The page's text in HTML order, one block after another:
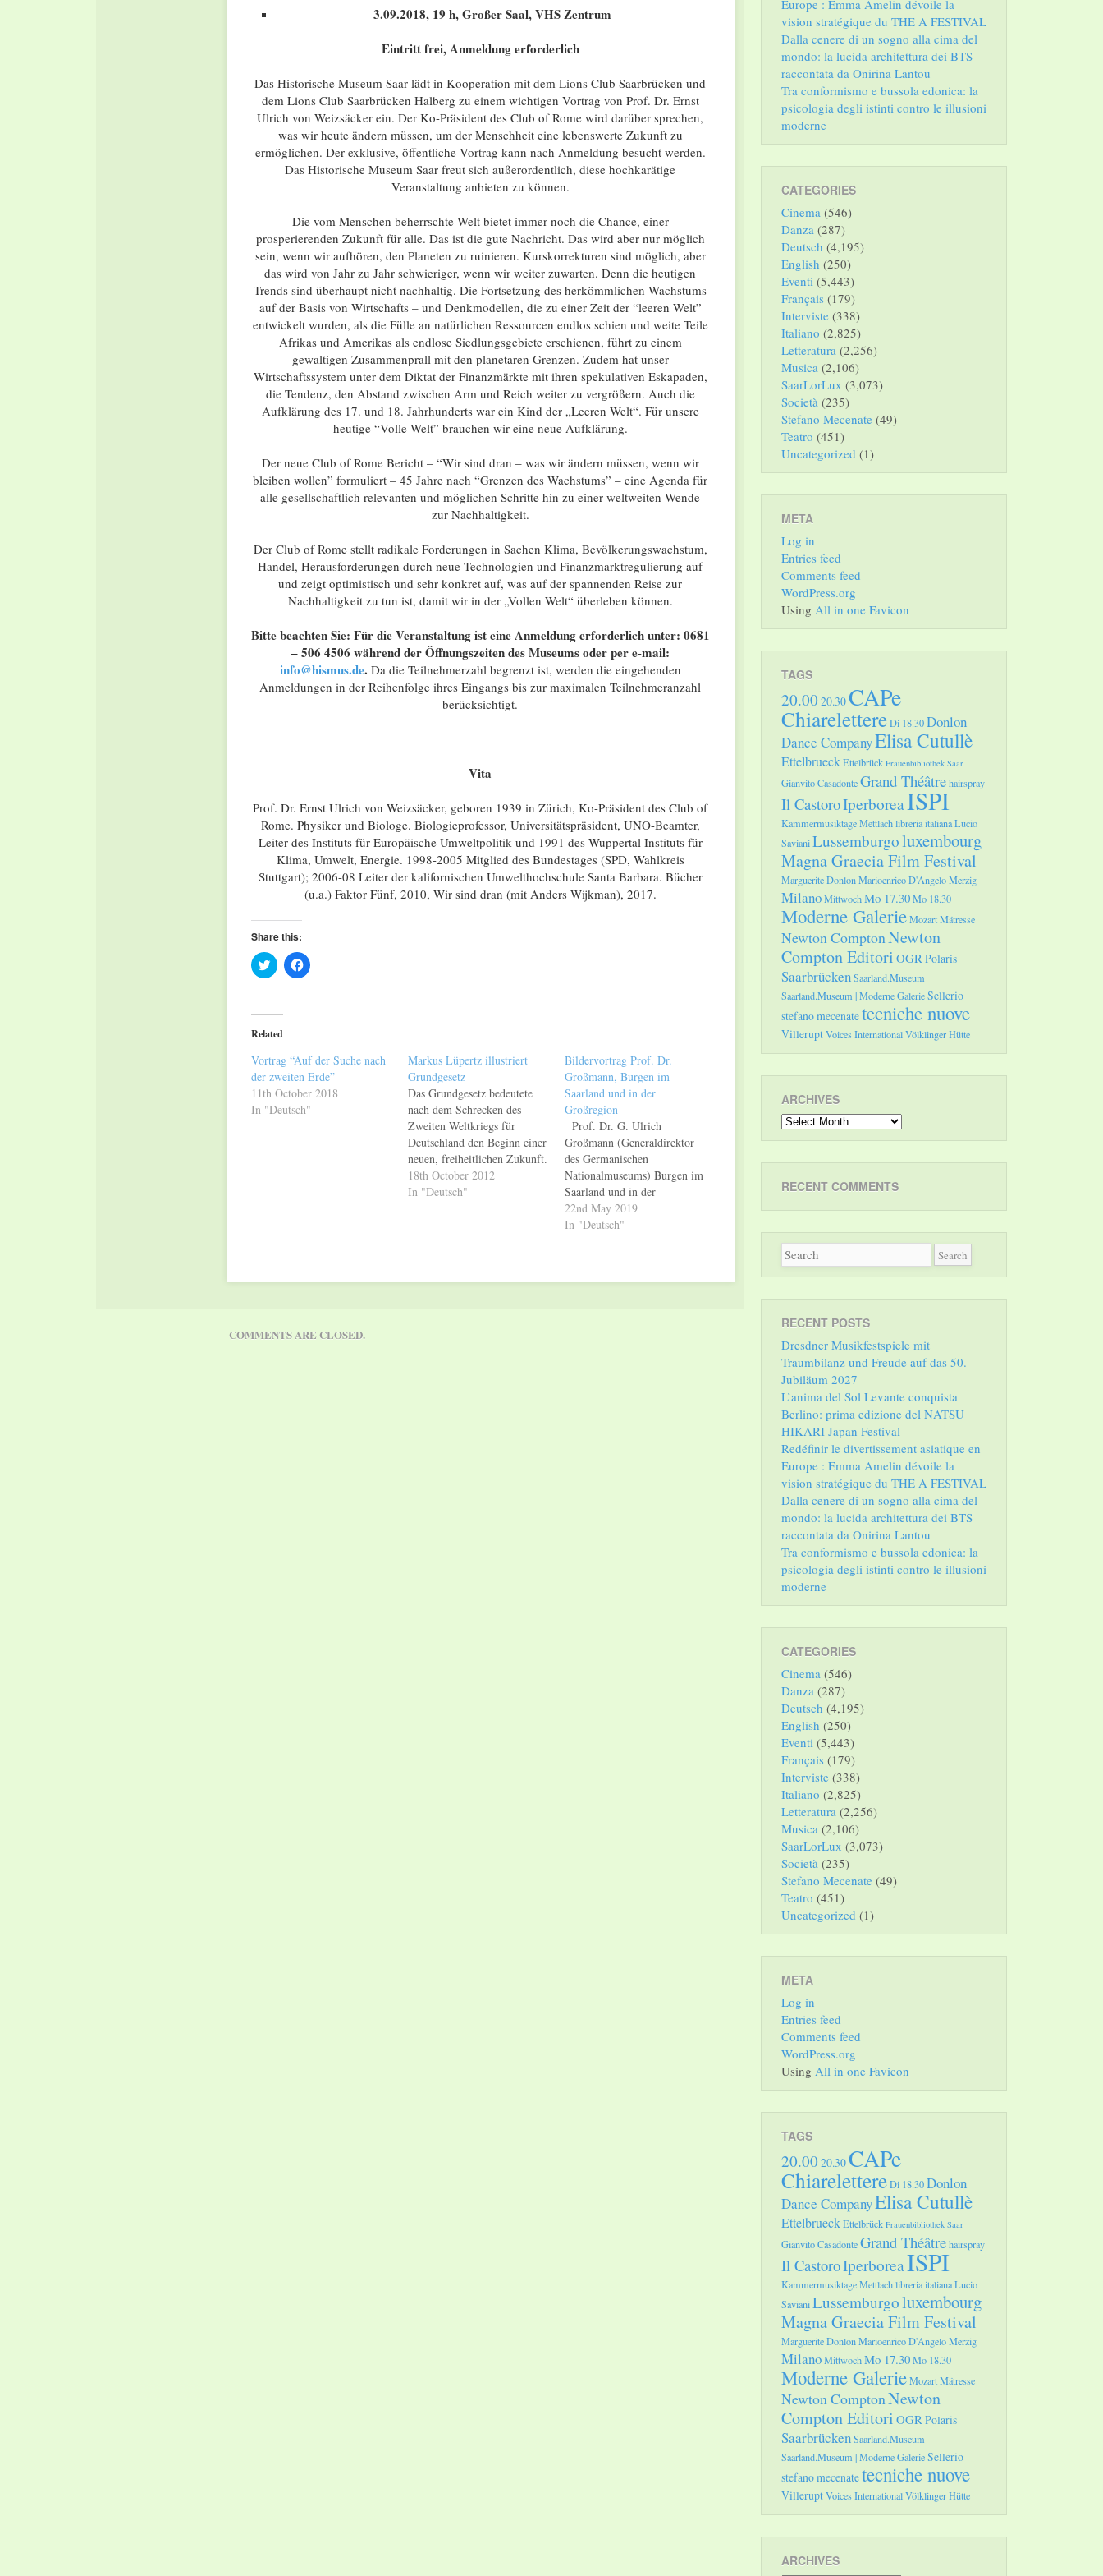
3.09.2018, 19 h, Großer Saal, VHS Zentrum
Eintritt frei, Anmeldung erforderlich
Das Historische Museum Saar lädt in Kooperation mit dem Lions Club Saarbrücken und
dem Lions Club Saarbrücken Halberg zu einem wichtigen Vortrag von Prof. Dr. Ernst
Ulrich von Weizsäcker ein. Der Ko-Präsident des Club of Rome wird darüber sprechen,
was wir heute ändern müssen, um der Menschheit eine lebenswerte Zukunft zu
ermöglichen. Der exklusive, öffentliche Vortrag kann nach Anmeldung besucht werden.
Das Historische Museum Saar freut sich außerordentlich, diese hochkarätige
Veranstaltung anbieten zu können.
Die vom Menschen beherrschte Welt bietet immer noch die Chance, einer
prosperierenden Zukunft für alle. Das ist die gute Nachricht. Das wird aber nur möglich
sein, wenn wir aufhören, den Planeten zu ruinieren. Kurskorrekturen sind möglich, aber
das wird von Jahr zu Jahr schwieriger, wenn wir weiter zuwarten. Denn die heutigen
Trends sind überhaupt nicht nachhaltig. Die Fortsetzung des herkömmlichen Wachstums
auf der Basis von Wirtschafts – und Denkmodellen, die zu einer Zeit der “leeren Welt”
entwickelt wurden, als die Fülle an natürlichen Ressourcen endlos schien und weite Teile
Afrikas und Amerikas als endlose Siedlungsgebiete erschienen, führt zu einem
gewaltigen Zusammenprall mit den planetaren Grenzen. Zudem hat unser
Wirtschaftssystem unter dem Diktat der Finanzmärkte mit ihren spekulativen Eskapaden,
die Tendenz, den Abstand zwischen Arm und Reich weiter zu vergrößern. Auch die
Aufklärung des 17. und 18. Jahrhunderts war ein Kind der „Leeren Welt“. Für unsere
heutige “Volle Welt” brauchen wir eine neue Aufklärung.
Der neue Club of Rome Bericht – “Wir sind dran – was wir ändern müssen, wenn wir
bleiben wollen” formuliert – 45 Jahre nach “Grenzen des Wachstums” – eine Agenda für
alle gesellschaftlich relevanten und möglichen Schritte hin zu einer weltweiten Wende
zur Nachhaltigkeit.
Der Club of Rome stellt radikale Forderungen in Sachen Klima, Bevölkerungswachstum,
Handel, Herausforderungen durch neue Technologien und Finanzmarktregulierung auf
und zeigt optimistisch und sehr konkret auf, was auf der spannenden Reise zur
Nachhaltigkeit zu tun ist, damit wir in der „Vollen Welt“ überleben können.
Bitte beachten Sie: Für die Veranstaltung ist eine Anmeldung erforderlich unter: 0681
– 506 4506 während der Öffnungszeiten des Museums oder per e-mail:
info@hismus.de. Da die Teilnehmerzahl begrenzt ist, werden die eingehenden
Anmeldungen in der Reihenfolge ihres Eingangs bis zur maximalen Teilnehmeranzahl
berücksichtigt.
Vita
Prof. Dr. Ernst Ulrich von Weizsäcker, geboren 1939 in Zürich, Ko-Präsident des Club of
Rome. Physiker und Biologe. Biologieprofessor, Universitätspräsident, UNO-Beamter,
Leiter des Instituts für Europäische Umweltpolitik und 1991 des Wuppertal Instituts für
Klima, Umwelt, Energie. 1998-2005 Mitglied des Bundestages (SPD, Wahlkreis
Stuttgart); 2006-08 Leiter der kalifornischen Umwelthochschule Santa Barbara. Bücher
(u.a.) Faktor Fünf, 2010, Wir sind dran (mit Anders Wijkman), 2017.
Share this:
Click
to
(Opens
in
new
Click
to
Related
Vortrag “Auf der Suche nach
der zweiten Erde”
11th October 2018
In "Deutsch"
Markus Lüpertz illustriert
Grundgesetz
Das Grundgesetz bedeutete
nach dem Schrecken des
Zweiten Weltkriegs für
Deutschland den Beginn einer
neuen, freiheitlichen Zukunft.
Wenige Monate vor dem 65.
Jahrestag der Inkraftsetzung
18th October 2012
In "Deutsch"
Bildervortrag Prof. Dr.
Großmann, Burgen im
Saarland und in der
Großregion
Prof. Dr. G. Ulrich
Großmann (Generaldirektor
des Germanischen
Nationalmuseums) Burgen im
Saarland und in der
Großregion Historisches
Museum Saar, Saarbrücken,
22nd May 2019
In "Deutsch"
COMMENTS ARE CLOSED.
Europe : Emma Amelin dévoile la
vision stratégique du THE A FESTIVAL
Dalla cenere di un sogno alla cima del
mondo: la lucida architettura dei BTS
raccontata da Onirina Lantou
Tra conformismo e bussola edonica: la
psicologia degli istinti contro le illusioni
moderne
CATEGORIES
Cinema (546)
Danza (287)
Deutsch (4,195)
English (250)
Eventi (5,443)
Français (179)
Interviste (338)
Italiano (2,825)
Letteratura (2,256)
Musica (2,106)
SaarLorLux (3,073)
Società (235)
Stefano Mecenate (49)
Teatro (451)
Uncategorized (1)
META
Log in
Entries feed
Comments feed
WordPress.org
Using All in one Favicon
TAGS
20.00 20.30CAPe
ChiarelettereDi 18.30Donlon
Dance CompanyElisa Cutullè
EttelbrueckEttelbrück Frauenbibliothek Saar
Gianvito CasadonteGrand Théâtrehairspray
Il CastoroIperboreaISPI
Kammermusiktage Mettlachlibreria italianaLucio
SavianiLussemburgoluxembourg
Magna Graecia Film Festival
Marguerite DonlonMarioenrico D'AngeloMerzig
MilanoMittwochMo 17.30Mo 18.30
Moderne GalerieMozartMätresse
Newton ComptonNewton
Compton Editori OGRPolaris
SaarbrückenSaarland.Museum
Saarland.Museum | Moderne GalerieSellerio
stefano mecenatetecniche nuove
VilleruptVoices InternationalVölklinger Hütte
ARCHIVES
Archives
RECENT COMMENTS
RECENT POSTS
Dresdner Musikfestspiele mit
Traumbilanz und Freude auf das 50.
Jubiläum 2027
L’anima del Sol Levante conquista
Berlino: prima edizione del NATSU
HIKARI Japan Festival
Redéfinir le divertissement asiatique en
Europe : Emma Amelin dévoile la
vision stratégique du THE A FESTIVAL
Dalla cenere di un sogno alla cima del
mondo: la lucida architettura dei BTS
raccontata da Onirina Lantou
Tra conformismo e bussola edonica: la
psicologia degli istinti contro le illusioni
moderne
CATEGORIES
Cinema (546)
Danza (287)
Deutsch (4,195)
English (250)
Eventi (5,443)
Français (179)
Interviste (338)
Italiano (2,825)
Letteratura (2,256)
Musica (2,106)
SaarLorLux (3,073)
Società (235)
Stefano Mecenate (49)
Teatro (451)
Uncategorized (1)
META
Log in
Entries feed
Comments feed
WordPress.org
Using All in one Favicon
TAGS
20.00 20.30CAPe
ChiarelettereDi 18.30Donlon
Dance CompanyElisa Cutullè
EttelbrueckEttelbrück Frauenbibliothek Saar
Gianvito CasadonteGrand Théâtrehairspray
Il CastoroIperboreaISPI
Kammermusiktage Mettlachlibreria italianaLucio
SavianiLussemburgoluxembourg
Magna Graecia Film Festival
Marguerite DonlonMarioenrico D'AngeloMerzig
MilanoMittwochMo 17.30Mo 18.30
Moderne GalerieMozartMätresse
Newton ComptonNewton
Compton Editori OGRPolaris
SaarbrückenSaarland.Museum
Saarland.Museum | Moderne GalerieSellerio
stefano mecenatetecniche nuove
VilleruptVoices InternationalVölklinger Hütte
ARCHIVES